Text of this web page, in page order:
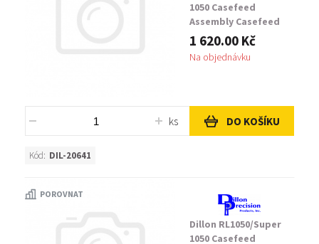
1050 Casefeed
Assembly Casefeed
Mounting post
Assembly
1 620.00 Kč
Na objednávku
ks DO KOŠÍKU
Kód: DIL-20641
POROVNAT
Dillon RL1050/Super
1050 Casefeed